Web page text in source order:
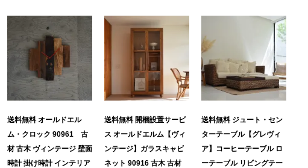
送料無料 オールドエル
ム・クロック 90961 古
材 古木 ヴィンテージ 壁面
時計 掛け時計 インテリア
送料無料 開梱設置サービ
ス オールドエルム【ヴィ
ンテージ】ガラスキャビ
ネット 90916 古木 古材
送料無料 ジュート・セン
ターテーブル【グレヴィ
ア】コーヒーテーブル ロ
ーテーブル リビングテー